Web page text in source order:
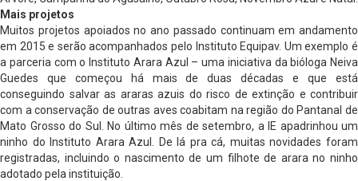
Mais projetos
Muitos projetos apoiados no ano passado continuam em andamento
em 2015 e serão acompanhados pelo Instituto Equipav. Um exemplo é
a parceria com o Instituto Arara Azul – uma iniciativa da bióloga Neiva
Guedes que começou há mais de duas décadas e que está
conseguindo salvar as araras azuis do risco de extinção e contribuir
com a conservação de outras aves coabitam na região do Pantanal de
Mato Grosso do Sul. No último mês de setembro, a IE apadrinhou um
ninho do Instituto Arara Azul. De lá pra cá, muitas novidades foram
registradas, incluindo o nascimento de um filhote de arara no ninho
adotado pela instituição.